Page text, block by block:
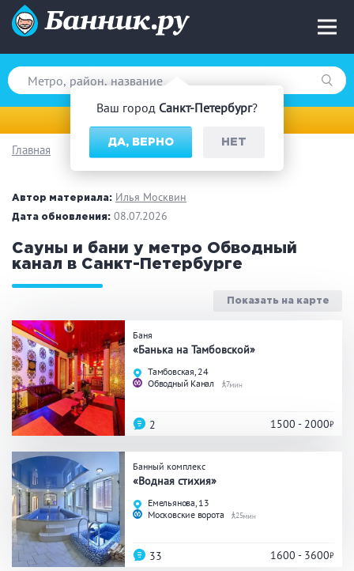
Ваш город Санкт-Петербург?
ДА, ВЕРНО НЕТ
Вид парной
Русская баня
Финская сауна
На дровах
Загородный отдых
Премиум бани
Праздник/Корпоратив
Вместимость
до 10 человек
от 20 человек
Банные услуги
Главная
Автор материала: Илья Москвин
Дата обновления: 08.07.2026
Сауны и бани у метро Обводный
канал в Санкт-Петербурге
Показать на карте
Баня
«Банька на Тамбовской»
Тамбовская, 24
Обводный Канал
7
1500 - 2000
2
Банный комплекс
«Водная стихия»
Емельянова, 13
Московские ворота
25
1600 - 3600
33